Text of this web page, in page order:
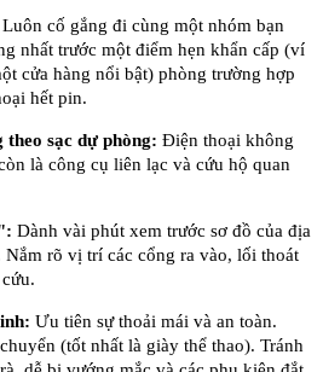
Luôn cố gắng đi cùng một nhóm bạn
nhất trước một điểm hẹn khẩn cấp (ví
cửa hàng nổi bật) phòng trường hợp
hết pin.
theo sạc dự phòng: Điện thoại không
là công cụ liên lạc và cứu hộ quan
Dành vài phút xem trước sơ đồ của địa
Nắm rõ vị trí các cổng ra vào, lối thoát
Ưu tiên sự thoải mái và an toàn.
(tốt nhất là giày thể thao). Tránh